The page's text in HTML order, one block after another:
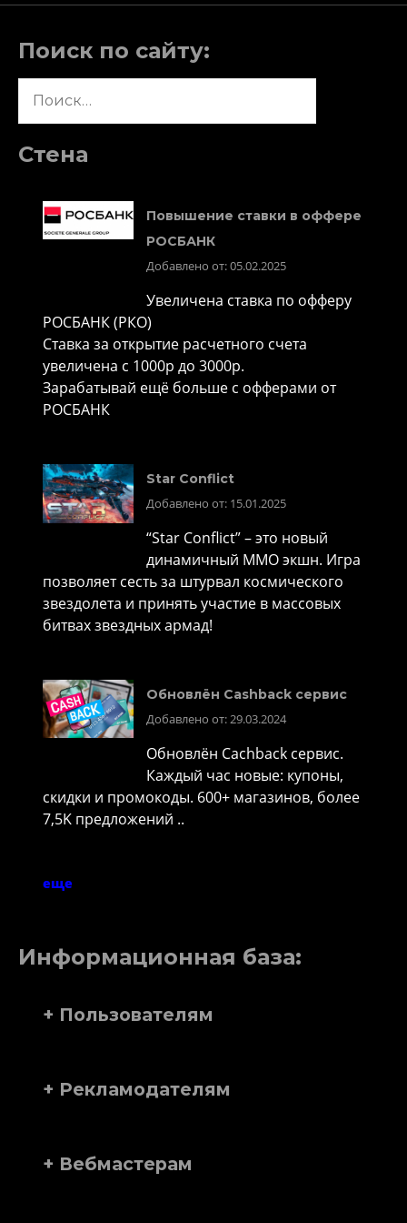
Поиск по сайту:
Стена
Повышение ставки в оффере
РОСБАНК
Добавлено от: 05.02.2025
Увеличена ставка по офферу
РОСБАНК (РКО)
Ставка за открытие расчетного счета
увеличена с 1000р до 3000р.
Зарабатывай ещё больше с офферами от
РОСБАНК
Star Conflict
Добавлено от: 15.01.2025
“Star Conflict” – это новый
динамичный MMO экшн. Игра
позволяет сесть за штурвал космического
звездолета и принять участие в массовых
битвах звездных армад!
Обновлён Cashback сервис
Добавлено от: 29.03.2024
Обновлён Cachback сервис.
Каждый час новые: купоны,
скидки и промокоды. 600+ магазинов, более
7,5K предложений ..
еще
Информационная база:
+ Пользователям
+ Рекламодателям
+ Вебмастерам